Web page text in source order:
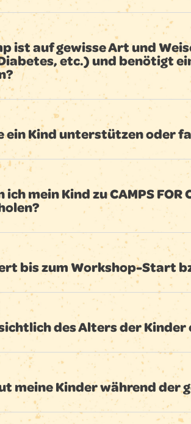
ist auf gewisse Art und
etc.) und benötigt
ein Kind unterstützen oder
ich mein Kind zu CAMPS
bis zum Workshop-Start
des Alters der
meine Kinder während der